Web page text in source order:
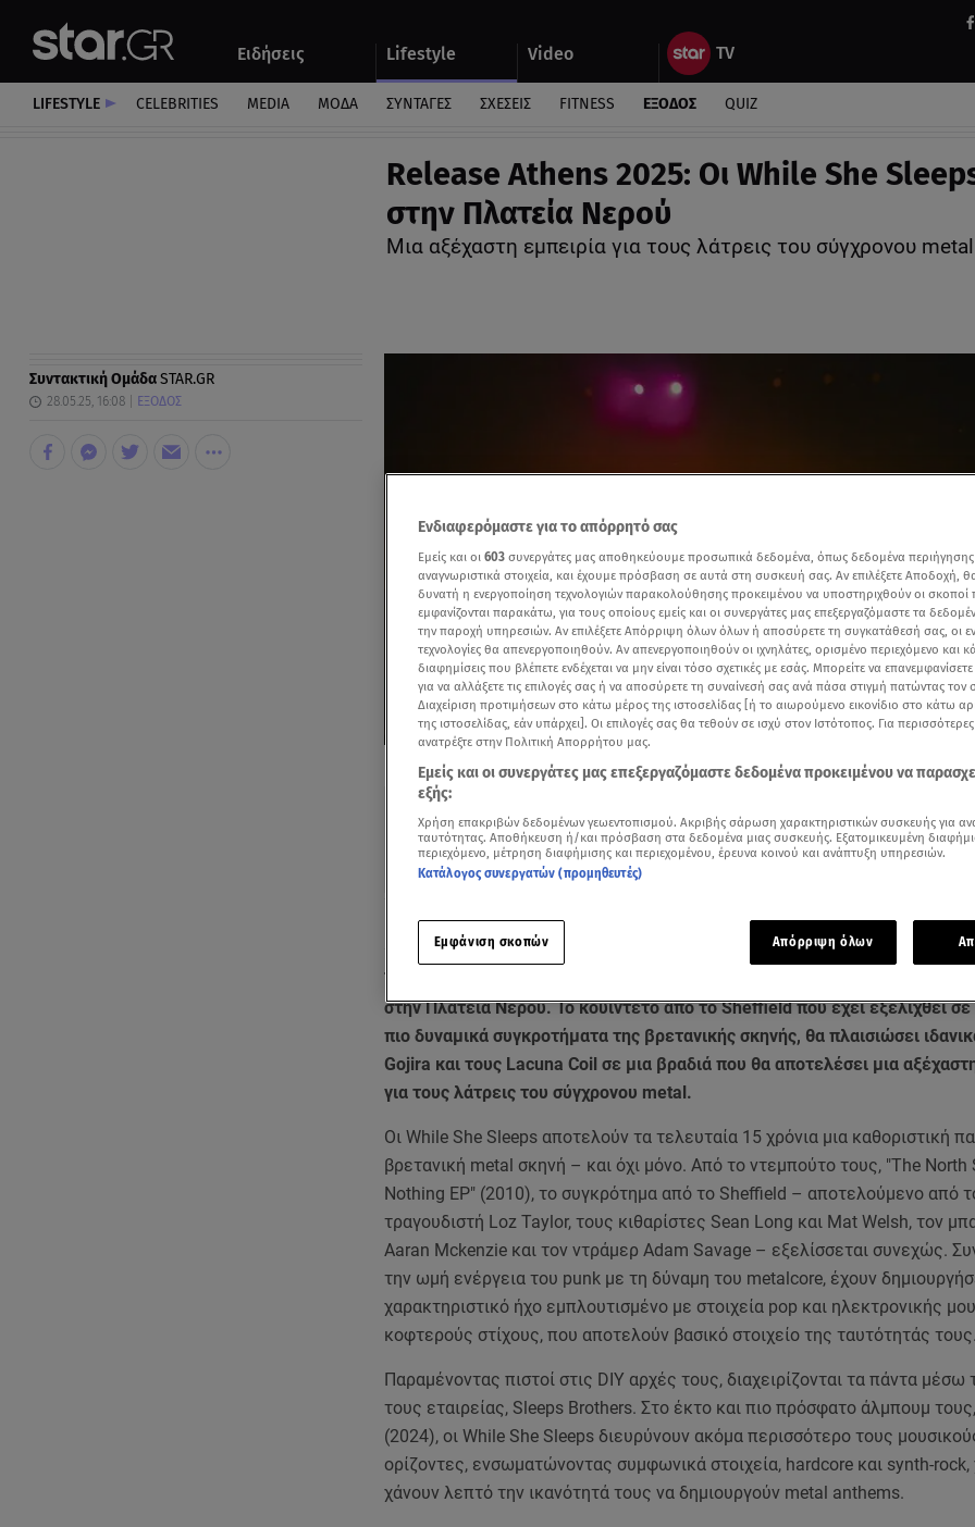
Ειδήσεις Lifestyle Video
Αυτοκίνητο
LIFESTYLE CELEBRITIES MEDIA ΜΟΔΑ ΣΥΝΤΑΓΕΣ ΣΧΕΣΕΙΣ FITNESS ΕΞΟΔΟΣ QUIZ
Release Athens 2025: Οι While She
στην Πλατεία Νερού
Μια αξέχαστη εμπειρία για τους λάτρεις του σύγχρονου metal
Συντακτική ΟμάδαSTAR.GR
28.05.25, 16:08 ΕΞΟΔΟΣ
Δείτε περισσότερα άρθρα μας στην αναζήτηση σας
Πρόσθηκη star.gr στις επιλογές σας
Add star.gr on Google
Ακούστε το άρθρο--:--
Το Release Athens 2025 υποδέχεται τους While She Sleeps, το Σάββατο 19
στην Πλατεία Νερού. To κουιντέτο από το Sheffield που έχει εξελιχθεί
πιο δυναμικά συγκροτήματα της βρετανικής σκηνής, θα πλαισιώσει
Gojira και τους Lacuna Coil σε μια βραδιά που θα αποτελέσει μια
για τους λάτρεις του σύγχρονου metal.
Οι While She Sleeps αποτελούν τα τελευταία 15 χρόνια μια καθοριστική
βρετανική metal σκηνή – και όχι μόνο. Από το ντεμπούτο τους, "The
Nothing EP" (2010), το συγκρότημα από το Sheffield – αποτελούμενο από
τραγουδιστή Loz Taylor, τους κιθαρίστες Sean Long και Mat Welsh, τον
Aaran Mckenzie και τον ντράμερ Adam Savage – εξελίσσεται συνεχώς.
την ωμή ενέργεια του punk με τη δύναμη του metalcore, έχουν
χαρακτηριστικό ήχο εμπλουτισμένο με στοιχεία pop και ηλεκτρονικής
κοφτερούς στίχους, που αποτελούν βασικό στοιχείο της ταυτότητάς τους.
Παραμένοντας πιστοί στις DIY αρχές τους, διαχειρίζονται τα πάντα μέσω
τους εταιρείας, Sleeps Brothers. Στο έκτο και πιο πρόσφατο άλμπουμ
(2024), οι While She Sleeps διευρύνουν ακόμα περισσότερο τους
ορίζοντες, ενσωματώνοντας συμφωνικά στοιχεία, hardcore και synth-
χάνουν λεπτό την ικανότητά τους να δημιουργούν metal anthems.
Ενδιαφερόμαστε για το απόρρητό σας
Εμείς και οι 603 συνεργάτες μας αποθηκεύουμε προσωπικά δεδομένα, όπως δεδομένα
αναγνωριστικά στοιχεία, και έχουμε πρόσβαση σε αυτά στη συσκευή σας. Αν επιλέξετε Αποδοχή,
δυνατή η ενεργοποίηση τεχνολογιών παρακολούθησης προκειμένου να υποστηριχθούν οι σκοποί
εμφανίζονται παρακάτω, για τους οποίους εμείς και οι συνεργάτες μας επεξεργαζόμαστε τα
την παροχή υπηρεσιών. Αν επιλέξετε Απόρριψη όλων όλων ή αποσύρετε τη συγκατάθεσή σας, οι
τεχνολογίες θα απενεργοποιηθούν. Αν απενεργοποιηθούν οι ιχνηλάτες, ορισμένο περιεχόμενο και
διαφημίσεις που βλέπετε ενδέχεται να μην είναι τόσο σχετικές με εσάς. Μπορείτε να
για να αλλάξετε τις επιλογές σας ή να αποσύρετε τη συναίνεσή σας ανά πάσα στιγμή πατώντας τον
Διαχείριση προτιμήσεων στο κάτω μέρος της ιστοσελίδας [ή το αιωρούμενο εικονίδιο στο κάτω
της ιστοσελίδας, εάν υπάρχει]. Οι επιλογές σας θα τεθούν σε ισχύ στον Ιστότοπος. Για
ανατρέξτε στην Πολιτική Απορρήτου μας.
Εμείς και οι συνεργάτες μας επεξεργαζόμαστε δεδομένα προκειμένου να
εξής:
Χρήση επακριβών δεδομένων γεωεντοπισμού. Ακριβής σάρωση χαρακτηριστικών συσκευής για
ταυτότητας. Αποθήκευση ή/και πρόσβαση στα δεδομένα μιας συσκευής. Εξατομικευμένη
περιεχόμενο, μέτρηση διαφήμισης και περιεχομένου, έρευνα κοινού και ανάπτυξη υπηρεσιών.
Κατάλογος συνεργατών (προμηθευτές)
Εμφάνιση σκοπών Απόρριψη όλων